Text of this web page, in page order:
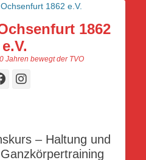
1862
e.V.
Jahren bewegt der TVO
Facebook
Instagram
– Haltung und